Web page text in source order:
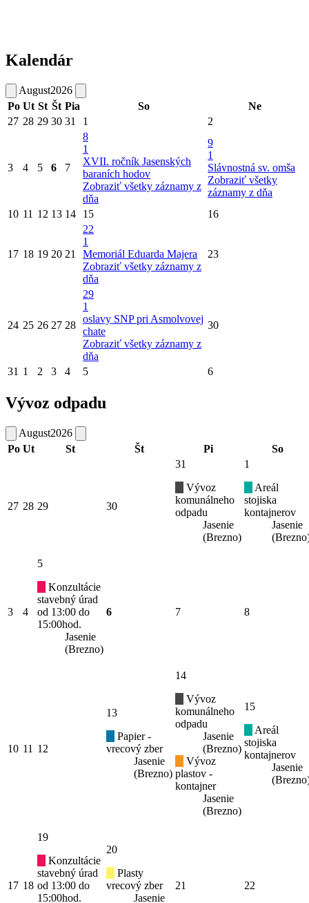
Kalendár
August2026
Po Ut St Št Pia So
Ne
27 28 29 30 31 1 2
3 4 5 6 7
8
1
XVII. ročník Jasenských
baraních hodov
Zobraziť všetky záznamy z
dňa
9
1
Slávnostná sv. omša
Zobraziť všetky
záznamy z dňa
10 11 12 13 14 15 16
17 18 19 20 21
22
1
Memoriál Eduarda Majera
Zobraziť všetky záznamy z
dňa
23
24 25 26 27 28
29
1
oslavy SNP pri Asmolvovej
chate
Zobraziť všetky záznamy z
dňa
30
31 1 2 3 4 5 6
Vývoz odpadu
August2026
Po Ut St Št Pi So
27 28 29 30
31
Vývoz
komunálneho
odpadu
Jasenie
(Brezno)
1
Areál
stojiska
kontajnerov
Jasenie
3 4
5
Konzultácie
stavebný úrad
od 13:00 do
15:00hod.
Jasenie
(Brezno)
6 7 8
10 11 12
13
Papier -
vrecový zber
Jasenie
(Brezno)
14
Vývoz
komunálneho
odpadu
Jasenie
(Brezno)
Vývoz
plastov -
kontajner
Jasenie
(Brezno)
15
Areál
stojiska
kontajnerov
Jasenie
17 18
19
Konzultácie
stavebný úrad
od 13:00 do
15:00hod.
20
Plasty
vrecový zber
Jasenie
21 22